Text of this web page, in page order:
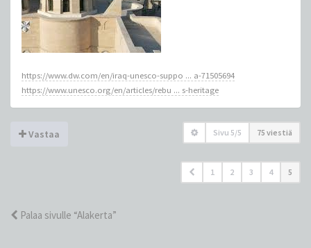
https://www.dw.com/en/iraq-unesco-suppo ... a-71505694
https://www.unesco.org/en/articles/rebu ... s-heritage
Vastaa Sivu 5/5 75 viestiä
1 2 3 4 5
Palaa sivulle “Alakerta”